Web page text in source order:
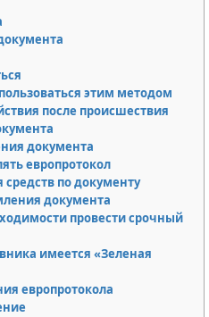
этим методом
после происшествия
документа
европротокол
по документу
документа
провести срочный
имеется «Зеленая
европротокола